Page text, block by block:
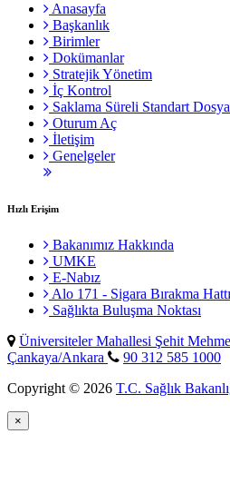
Anasayfa
Başkanlık
Birimler
Dokümanlar
Stratejik Yönetim
İç Kontrol
Saklama Süreli Standart
Oturum Aç
İletişim
Genelgeler
Hızlı Erişim
Bakanımız Hakkında
UMKE
E-Nabız
Alo 171 - Sigara Bırakma Hattı
Sağlıkta Buluşma Noktası
Üniversiteler Mahallesi Şehit
Çankaya/Ankara
90 312 585 1000
Copyright © 2026 T.C. Sağlık
×